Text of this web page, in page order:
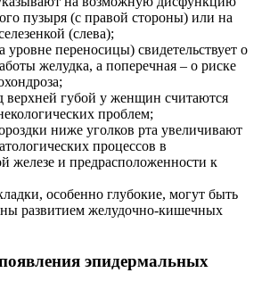
пузыря (с правой стороны) или на
(слева);
уровне переносицы) свидетельствует о
желудка, а поперечная – о риске
губой у женщин считаются
проблем;
ниже уголков рта увеличивают
процессов в
железе и предрасположенности к
особенно глубокие, могут быть
развитием желудочно-кишечных
эпидермальных